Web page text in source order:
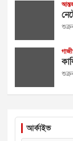
আর্কাইভ